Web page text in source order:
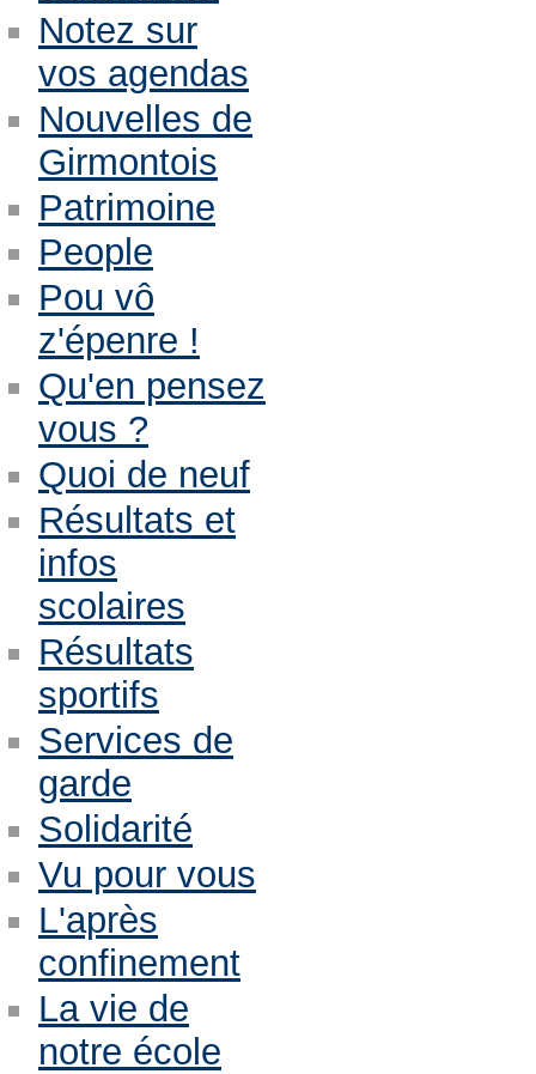
Notez sur
vos agendas
Nouvelles de
Girmontois
Patrimoine
People
Pou vô
z'épenre !
Qu'en pensez
vous ?
Quoi de neuf
Résultats et
infos
scolaires
Résultats
sportifs
Services de
garde
Solidarité
Vu pour vous
L'après
confinement
La vie de
notre école